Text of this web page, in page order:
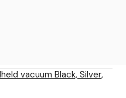
vacuum Black, Silver,